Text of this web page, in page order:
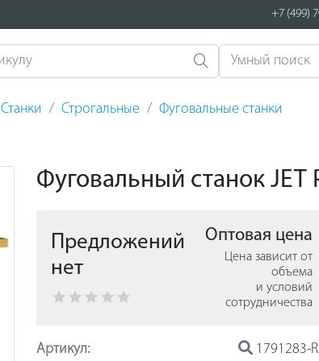
+7 (499)
Станки Строгальные
Фуговальные станки
Фуговальный станок JET
Предложений
нет
Оптовая цена
Цена зависит от
объема
и условий
сотрудничества
Артикул:
1791283-